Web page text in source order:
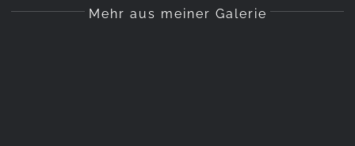
Mehr aus meiner Galerie